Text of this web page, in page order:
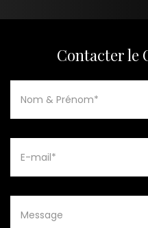
Contacter le